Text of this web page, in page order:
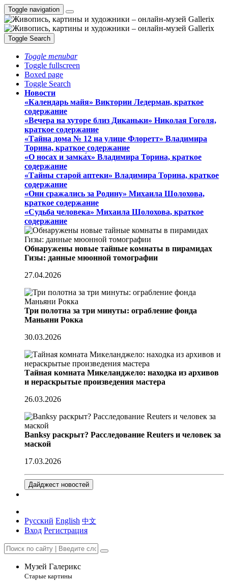
Toggle navigation
Toggle Search
Toggle menubar
Toggle fullscreen
Boxed page
Toggle Search
Новости
«Календарь майя» Виктории Ледерман, краткое
содержание
«Вечера на хуторе близ Диканьки» Николая Гоголя,
краткое содержание
«Тайна дома № 12 на улице Флоретт» Владимира
Торина, краткое содержание
«О носах и замка́х» Владимира Торина, краткое
содержание
«Тайны старой аптеки» Владимира Торина, краткое
содержание
«Они сражались за Родину» Михаила Шолохова,
краткое содержание
«Судьба человека» Михаила Шолохова, краткое
содержание
Обнаружены новые тайные комнаты в пирамидах
Гизы: данные мюонной томографии
27.04.2026
Три полотна за три минуты: ограбление фонда
Маньяни Рокка
30.03.2026
Тайная комната Микеланджело: находка из архивов
и нераскрытые произведения мастера
26.03.2026
Banksy раскрыт? Расследование Reuters и человек за
маской
17.03.2026
Дайджест новостей
Русский English 中文
Вход Регистрация
Музей Галерикс
Старые картины